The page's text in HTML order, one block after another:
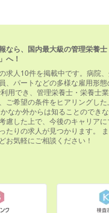
なら、国内最大級の管理栄養
へ！
求人10件を掲載中です。病院
、パートなどの多様な雇用形
用でき、管理栄養士・栄養士
ご希望の条件をヒアリングし
なか外からは知ることのでき
慮した上で、今後のキャリア
たりの求人が見つかります。
お気軽にご相談ください！